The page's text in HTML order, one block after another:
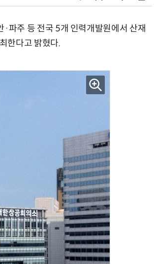
파주 등 전국 5개 인력개발원에서 산재
한다고 밝혔다.
지 대응을
바디프랜드, '미니' 브랜드 글로벌 확
[ET단상] 2026 세제개편안, 성장지
향적 세제를 바란다